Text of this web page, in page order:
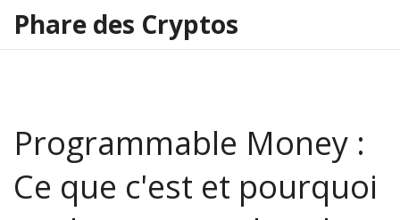
Phare des Cryptos
Programmable Money :
Ce que c'est et pourquoi